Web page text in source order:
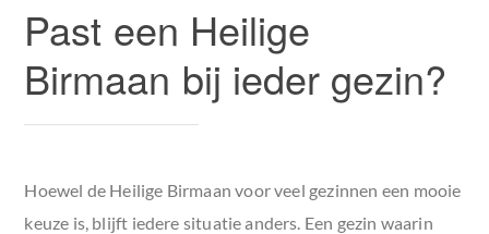
Past een Heilige
Birmaan bij ieder gezin?
Hoewel de Heilige Birmaan voor veel gezinnen een mooie
keuze is, blijft iedere situatie anders. Een gezin waarin